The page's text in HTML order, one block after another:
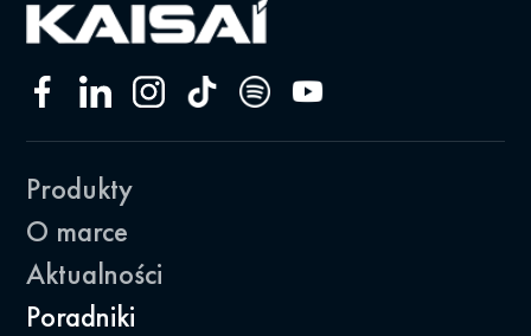
Produkty
O marce
Aktualności
Poradniki